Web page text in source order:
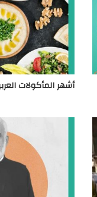
أشهر المأكولات